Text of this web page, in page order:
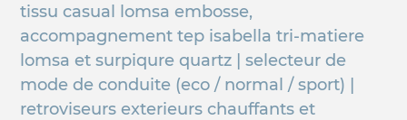
tissu casual lomsa embosse,
accompagnement tep isabella tri-matiere
lomsa et surpiqure quartz | selecteur de
mode de conduite (eco / normal / sport) |
retroviseurs exterieurs chauffants et